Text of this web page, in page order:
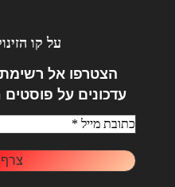
על קו
הצטרפו אל
עדכונים על